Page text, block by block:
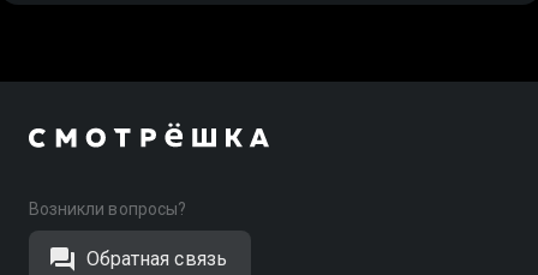
Возникли вопросы?
Обратная связь